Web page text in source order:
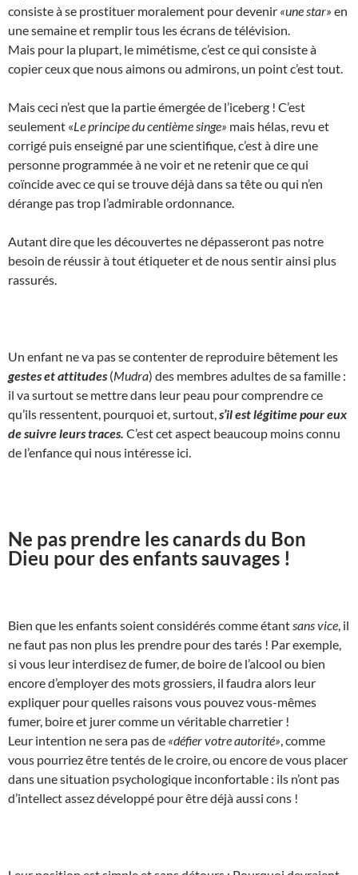
consiste à se prostituer moralement pour devenir «une star» en
une semaine et remplir tous les écrans de télévision.
Mais pour la plupart, le mimétisme, c’est ce qui consiste à
copier ceux que nous aimons ou admirons, un point c’est tout.
Mais ceci n’est que la partie émergée de l’iceberg ! C’est
seulement «Le principe du centième singe» mais hélas, revu et
corrigé puis enseigné par une scientifique, c’est à dire une
personne programmée à ne voir et ne retenir que ce qui
coïncide avec ce qui se trouve déjà dans sa tête ou qui n’en
dérange pas trop l’admirable ordonnance.
Autant dire que les découvertes ne dépasseront pas notre
besoin de réussir à tout étiqueter et de nous sentir ainsi plus
rassurés.
Un enfant ne va pas se contenter de reproduire bêtement les
gestes et attitudes (Mudra) des membres adultes de sa famille :
il va surtout se mettre dans leur peau pour comprendre ce
qu’ils ressentent, pourquoi et, surtout, s’il est légitime pour eux
de suivre leurs traces. C’est cet aspect beaucoup moins connu
de l’enfance qui nous intéresse ici.
Ne pas prendre les canards du Bon
Dieu pour des enfants sauvages !
Bien que les enfants soient considérés comme étant sans vice , il
ne faut pas non plus les prendre pour des tarés ! Par exemple,
si vous leur interdisez de fumer, de boire de l’alcool ou bien
encore d’employer des mots grossiers, il faudra alors leur
expliquer pour quelles raisons vous pouvez vous-mêmes
fumer, boire et jurer comme un véritable charretier !
Leur intention ne sera pas de «défier votre autorité» , comme
vous pourriez être tentés de le croire, ou encore de vous placer
dans une situation psychologique inconfortable : ils n’ont pas
d’intellect assez développé pour être déjà aussi cons !